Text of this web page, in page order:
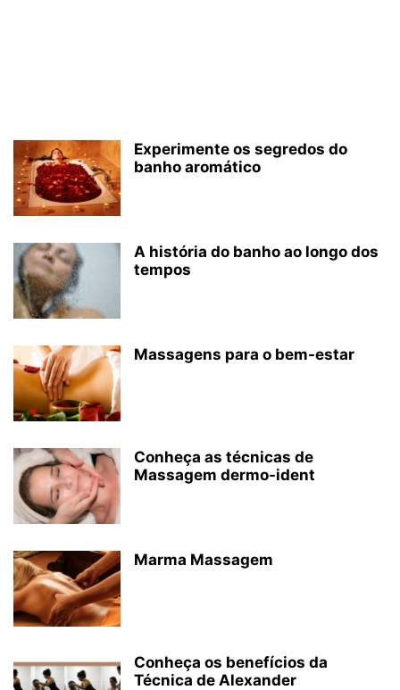
Experimente os segredos do
banho aromático
A história do banho ao longo dos
tempos
Massagens para o bem-estar
Conheça as técnicas de
Massagem dermo-ident
Marma Massagem
Conheça os benefícios da
Técnica de Alexander